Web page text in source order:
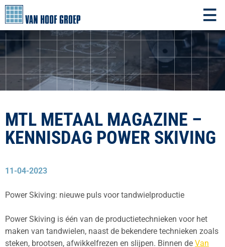
MTL METAAL MAGAZINE –
KENNISDAG POWER SKIVING
11-04-2023
Power Skiving: nieuwe puls voor tandwielproductie
Power Skiving is één van de productietechnieken voor het
maken van tandwielen, naast de bekendere technieken zoals
steken, brootsen, afwikkelfrezen en slijpen. Binnen de Van